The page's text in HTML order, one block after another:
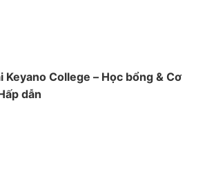
Keyano College – Học bổng & Cơ
dẫn